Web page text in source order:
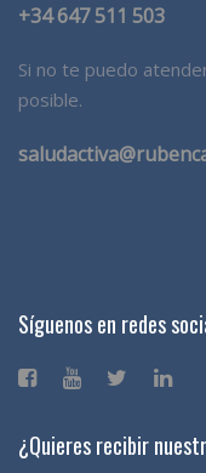
+34 647 511 503
Si no te puedo
posible.
Síguenos en redes
¿Quieres recibir